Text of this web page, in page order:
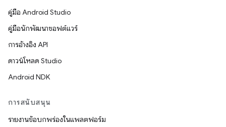
คู่มือ Android Studio
คู่มือนักพัฒนาซอฟต์แวร์
การอ้างอิง API
ดาวน์โหลด Studio
Android NDK
การสนับสนุน
รายงานข้อบกพร่องในแพลตฟอร์ม